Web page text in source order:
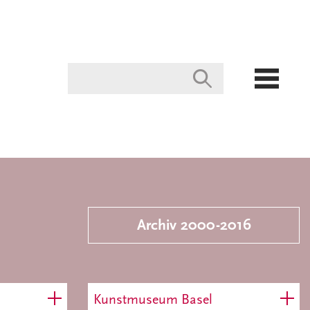
Archiv 2000-2016
Kunstmuseum Basel